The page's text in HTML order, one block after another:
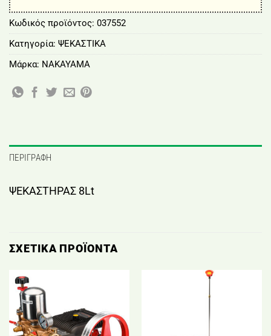
Κωδικός προϊόντος: 037552
Κατηγορία: ΨΕΚΑΣΤΙΚΑ
Μάρκα: NAKAYAMA
ΠΕΡΙΓΡΑΦΉ
ΨΕΚΑΣΤΗΡΑΣ 8Lt
ΣΧΕΤΙΚΆ ΠΡΟΪΌΝΤΑ